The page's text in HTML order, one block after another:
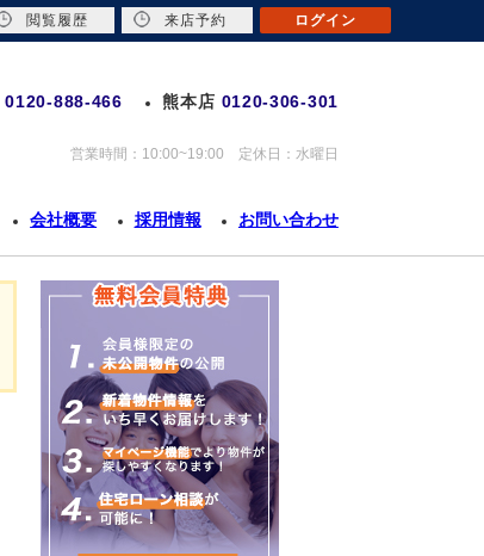
0120-888-466 熊本店 0120-306-301
営業時間：10:00~19:00 定休日：水曜日
会社概要 採用情報 お問い合わせ
閲覧履歴 来店予約 ログイン